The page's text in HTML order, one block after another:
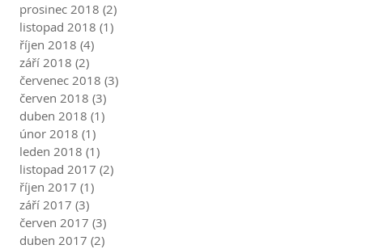
prosinec 2018 (2)
listopad 2018 (1)
říjen 2018 (4)
září 2018 (2)
červenec 2018 (3)
červen 2018 (3)
duben 2018 (1)
únor 2018 (1)
leden 2018 (1)
listopad 2017 (2)
říjen 2017 (1)
září 2017 (3)
červen 2017 (3)
duben 2017 (2)